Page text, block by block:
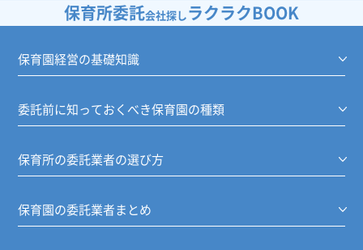
保育所委託会社探しラクラクBOOK
保育園経営の基礎知識
委託前に知っておくべき保育園の種類
保育所の委託業者の選び方
保育園の委託業者まとめ